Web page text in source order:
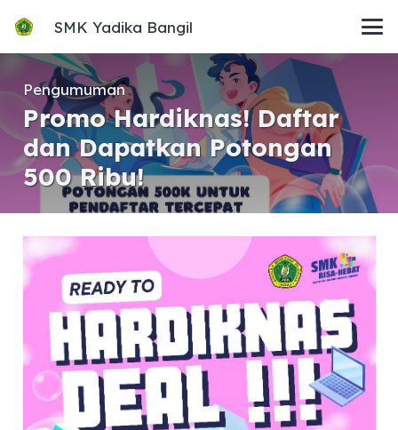
SMK Yadika Bangil
Pengumuman
Promo Hardiknas! Daftar
dan Dapatkan Potongan
500 Ribu!